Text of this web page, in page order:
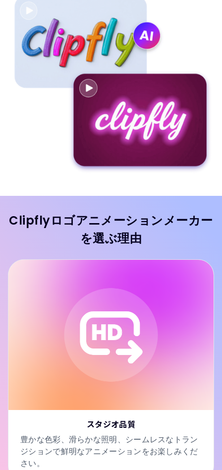
Clipflyロゴアニメーションメーカー
を選ぶ理由
スタジオ品質
豊かな色彩、滑らかな照明、シームレスなトラン
ジションで鮮明なアニメーションをお楽しみくだ
さい。